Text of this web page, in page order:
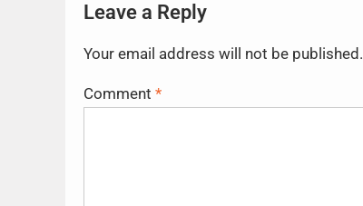
Leave a Reply
Your email address will not be published.
Comment *